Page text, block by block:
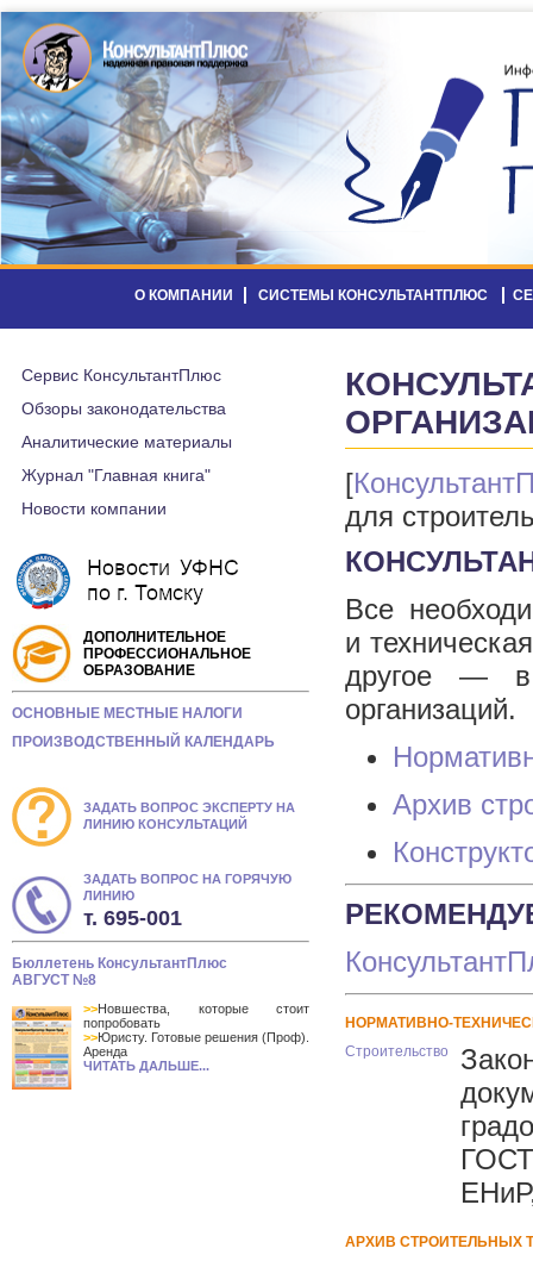
О КОМПАНИИ СИСТЕМЫ КОНСУЛЬТАНТПЛЮС
Сервис КонсультантПлюс
Обзоры законодательства
Аналитические материалы
Журнал "Главная книга"
Новости компании
ДОПОЛНИТЕЛЬНОЕ
ПРОФЕССИОНАЛЬНОЕ
ОБРАЗОВАНИЕ
ОСНОВНЫЕ МЕСТНЫЕ НАЛОГИ
ПРОИЗВОДСТВЕННЫЙ КАЛЕНДАРЬ
ЗАДАТЬ ВОПРОС ЭКСПЕРТУ НА
ЛИНИЮ КОНСУЛЬТАЦИЙ
ЗАДАТЬ ВОПРОС НА ГОРЯЧУЮ
ЛИНИЮ
т. 695-001
Бюллетень КонсультантПлюс
АВГУСТ №8
>>Новшества, которые стоит
попробовать
>>Юристу. Готовые решения (Проф).
Аренда
ЧИТАТЬ ДАЛЬШЕ...
[
для
Все
и
другое — в
организаций.
Архив
НОРМАТИВНО-
Строительство
АРХИВ СТРОИТЕЛЬНЫХ